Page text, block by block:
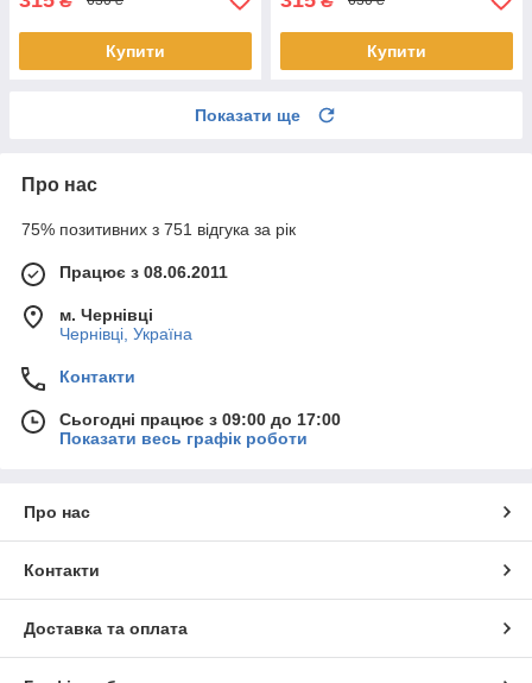
Купити Купити
Показати ще
Про нас
75% позитивних з 751 відгука за рік
Працює з 08.06.2011
м. Чернівці
Чернівці, Україна
Контакти
Сьогодні працює з 09:00 до 17:00
Показати весь графік роботи
Про нас
Контакти
Доставка та оплата